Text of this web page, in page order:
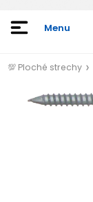
💯 Ploché strechy